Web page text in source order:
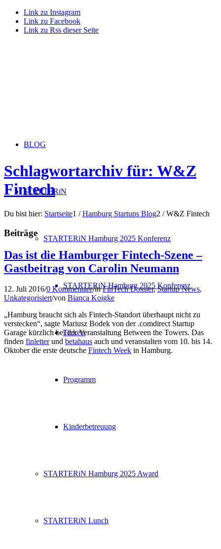
Link zu Instagram
Link zu Facebook
Link zu Rss dieser Seite
BLOG
STARTERiN
STARTERiN Hamburg 2025 Konferenz
STARTERiN Hamburg 2025 Konferenz
Tickets
Programm
Kinderbetreuung
STARTERiN Hamburg 2025 Award
STARTERiN Lunch
Schlagwortarchiv für: W&Z
Fintech
Du bist hier: Startseite1 / Hamburg Startups Blog2 / W&Z Fintech
Beiträge
Das ist die Hamburger Fintech-Szene –
Gastbeitrag von Carolin Neumann
12. Juli 2016/0 Kommentare/inFinTech Dossier,Startup News,
Unkategorisiert/von Bianca Koigke
„Hamburg braucht sich als Fintech-Standort überhaupt nicht zu
verstecken“, sagte Mariusz Bodek von der .comdirect Startup
Garage kürzlich bei der Veranstaltung Between the Towers. Das
finden finletterund betahaus auch und veranstalten vom 10. bis 14.
Oktober die erste deutsche Fintech Week in Hamburg.